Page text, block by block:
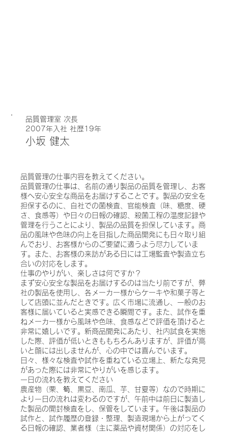
品質管理の仕事内容を教えてください。
品質管理の仕事は、名前の通り製品の品質を管理し、お客
様へ安心安全な商品をお届けすることです。製品の安全を
担保するのに、自社での菌検査、官能検査（味、糖度、硬
さ、食感等）や日々の日報の確認、殺菌工程の温度記録や
管理を行うことにより、製品の品質を担保しています。商
品の風味や色味の向上を目指した商品開発にも日々取り組
んでおり、お客様からのご要望に適うよう尽力していま
す。また、お客様の来訪がある日には工場監査や製造立ち
合いの対応をします。
仕事のやりがい、楽しさは何ですか？
まず安心安全な製品をお届けするのは当たり前ですが、弊
社の製品を使用し、各メーカー様からケーキや和菓子等と
して店頭に並んだときです。広く市場に流通し、一般のお
客様に届いていると実感できる瞬間です。また、試作を重
ねメーカー様から風味や色味、食感などで評価を頂けると
非常に嬉しいです。新商品開発にあたり、社内試食を実施
した際、評価が低いときももちろんありますが、評価が高
いと顔には出しませんが、心の中では喜んでいます。
日々、様々な検査や試作を重ねている立場上、新たな発見
があった際には非常にやりがいを感じます。
一日の流れを教えてください
農産物（栗、筍、黒豆、南瓜、芋、甘夏等）なので時期に
より一日の流れは変わるのですが、午前中は前日に製造し
た製品の開封検査をし、保管をしています。午後は製品の
試作と、試作履歴の登録・整理、製造現場から上がってく
る日報の確認、業者様（主に薬品や資材関係）の対応をし
品質管理室 次長
2007年入社 社歴19年
小坂 健太